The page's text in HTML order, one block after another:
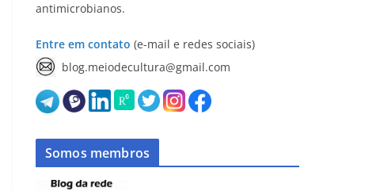
antimicrobianos.
Entre em contato (e-mail e redes sociais)
blog.meiodecultura@gmail.com
Somos membros